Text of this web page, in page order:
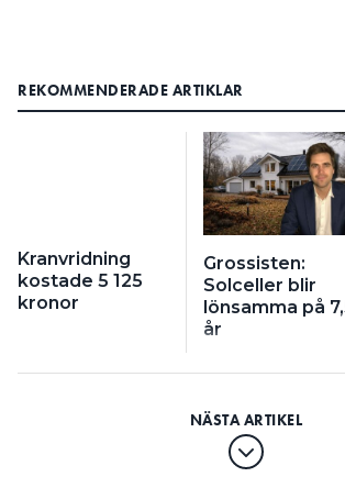
REKOMMENDERADE ARTIKLAR
Kranvridning
kostade 5 125
kronor
Grossisten:
Solceller blir
lönsamma på
år